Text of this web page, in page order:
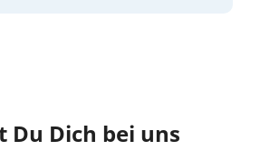
Du Dich bei uns